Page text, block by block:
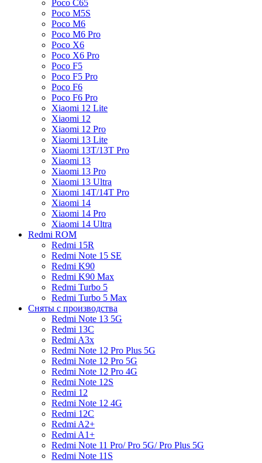
Poco C65
Poco M5S
Poco M6
Poco M6 Pro
Poco X6
Poco X6 Pro
Poco F5
Poco F5 Pro
Poco F6
Poco F6 Pro
Xiaomi 12 Lite
Xiaomi 12
Xiaomi 12 Pro
Xiaomi 13 Lite
Xiaomi 13T/13T Pro
Xiaomi 13
Xiaomi 13 Pro
Xiaomi 13 Ultra
Xiaomi 14T/14T Pro
Xiaomi 14
Xiaomi 14 Pro
Xiaomi 14 Ultra
Redmi ROM
Redmi 15R
Redmi Note 15 SE
Redmi K90
Redmi K90 Max
Redmi Turbo 5
Redmi Turbo 5 Max
Сняты с производства
Redmi Note 13 5G
Redmi 13C
Redmi A3x
Redmi Note 12 Pro Plus 5G
Redmi Note 12 Pro 5G
Redmi Note 12 Pro 4G
Redmi Note 12S
Redmi 12
Redmi Note 12 4G
Redmi 12C
Redmi A2+
Redmi A1+
Redmi Note 11 Pro/ Pro 5G/ Pro Plus 5G
Redmi Note 11S